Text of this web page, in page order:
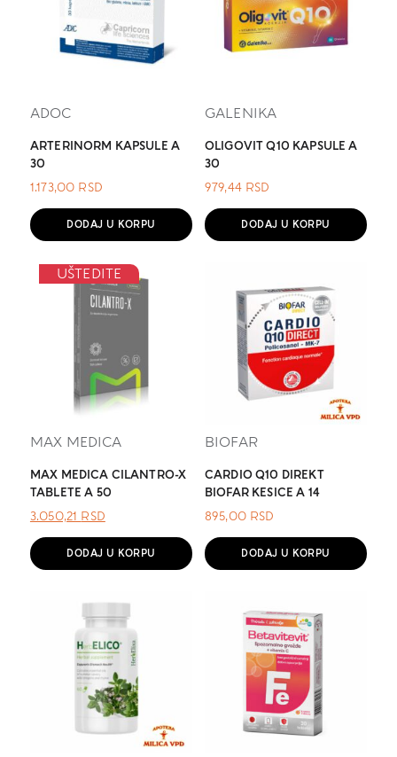
ADOC
ARTERINORM KAPSULE A
30
1.173,00 RSD
DODAJ U KORPU
GALENIKA
OLIGOVIT Q10 KAPSULE A
30
979,44 RSD
DODAJ U KORPU
UŠTEDITE
MAX MEDICA
MAX MEDICA CILANTRO-X
TABLETE A 50
ОРИГИНАЛНА
ЈЕ
БИЛА:
3.050,21 RSDТРЕНУТНА
ЈЕ:
DODAJ U KORPU
BIOFAR
CARDIO Q10 DIREKT
BIOFAR KESICE A 14
895,00 RSD
DODAJ U KORPU